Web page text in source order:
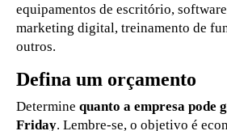
equipamentos de escritório,
marketing digital, treinamento de
outros.
Defina um orçamento
Determine quanto a empresa pode
Friday. Lembre-se, o objetivo é